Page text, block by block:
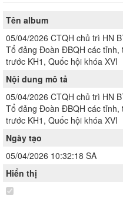
Tên album
05/04/2026 CTQH chủ trì HN
Tổ đảng Đoàn ĐBQH các
trước KH1, Quốc hội khóa XVI
Nội dung mô tả
05/04/2026 CTQH chủ trì HN
Tổ đảng Đoàn ĐBQH các
trước KH1, Quốc hội khóa XVI
Ngày tạo
05/04/2026 10:32:18 SA
Hiển thị